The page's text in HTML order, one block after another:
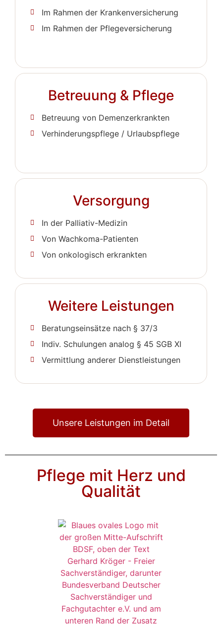
Im Rahmen der Krankenversicherung
Im Rahmen der Pflegeversicherung
Betreuung & Pflege
Betreuung von Demenzerkrankten
Verhinderungspflege / Urlaubspflege
Versorgung
In der Palliativ-Medizin
Von Wachkoma-Patienten
Von onkologisch erkrankten
Weitere Leistungen
Beratungseinsätze nach § 37/3
Indiv. Schulungen analog § 45 SGB XI
Vermittlung anderer Dienstleistungen
Unsere Leistungen im Detail
Pflege mit Herz und
Qualität